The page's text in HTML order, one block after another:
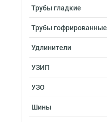
Трубы гладкие
Трубы гофрированные
Удлинители
УЗИП
УЗО
Шины